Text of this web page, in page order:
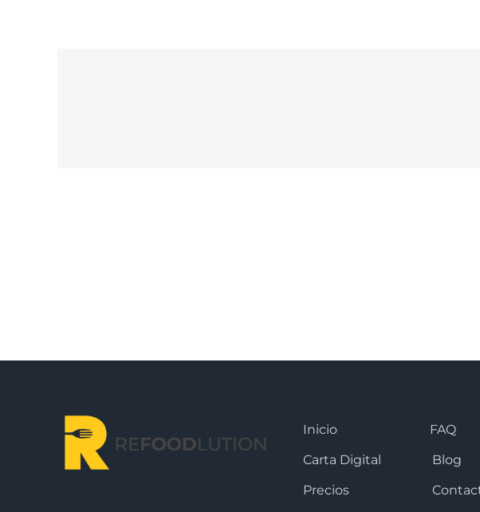
Inicio
FAQ
Carta Digital
Blog
Precios